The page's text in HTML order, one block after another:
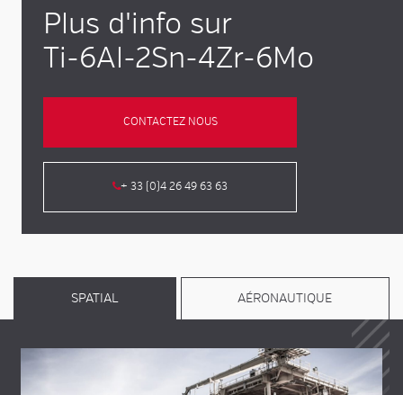
Plus d'info sur
Ti-6Al-2Sn-4Zr-6Mo
CONTACTEZ NOUS
+ 33 (0)4 26 49 63 63
SPATIAL AÉRONAUTIQUE